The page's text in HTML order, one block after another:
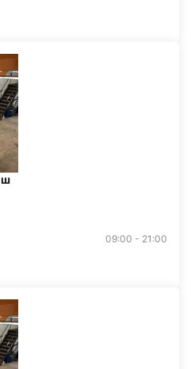
ш
09:00 - 21:00